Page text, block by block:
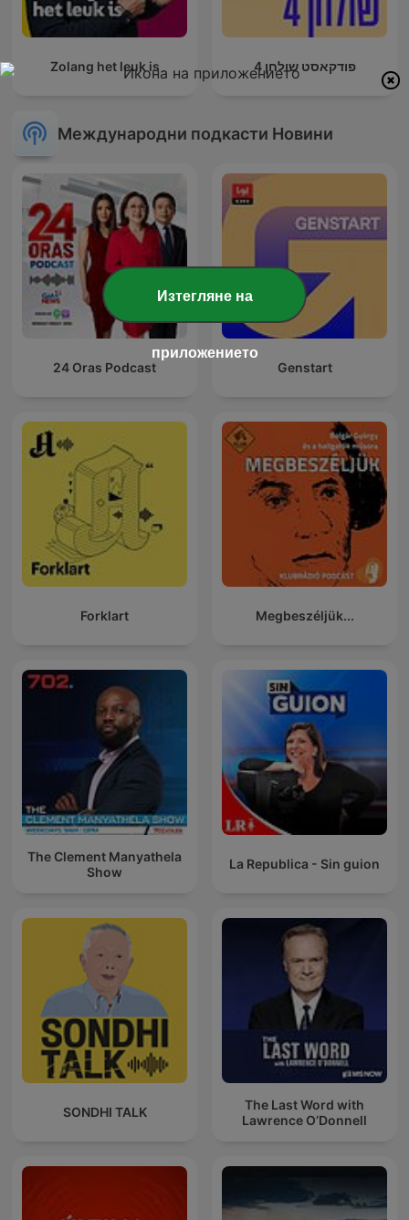
Zolang het leuk is פודקאסט שולחן 4
Международни подкасти Новини
24 Oras Podcast Genstart
Forklart Megbeszéljük...
The Clement Manyathela
Show
La Republica - Sin guion
SONDHI TALK
The Last Word with
Lawrence O’Donnell
Изтегляне на
приложението